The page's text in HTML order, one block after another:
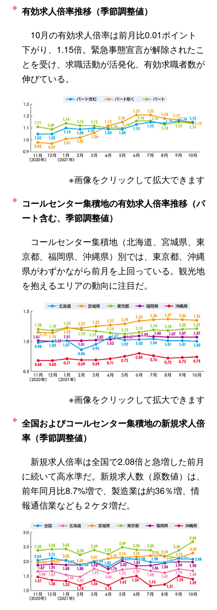
有効求人倍率推移（季節調整値）
10月の有効求人倍率は前月比0.01ポイント
下がり、1.15倍。緊急事態宣言が解除されたこ
とを受け、求職活動が活発化、有効求職者数が
伸びている。
※画像をクリックして拡大できます
コールセンター集積地の有効求人倍率推移（パ
ート含む、季節調整値）
コールセンター集積地（北海道、宮城県、東
京都、福岡県、沖縄県）別では、東京都、沖縄
県がわずかながら前月を上回っている。観光地
を抱えるエリアの動向に注目だ。
※画像をクリックして拡大できます
全国およびコールセンター集積地の新規求人倍
率（季節調整値）
新規求人倍率は全国で2.08倍と急増した前月
に続いて高水準だ。新規求人数（原数値）は、
前年同月比8.7%増で、製造業は約36％増、情
報通信業なども２ケタ増だ。